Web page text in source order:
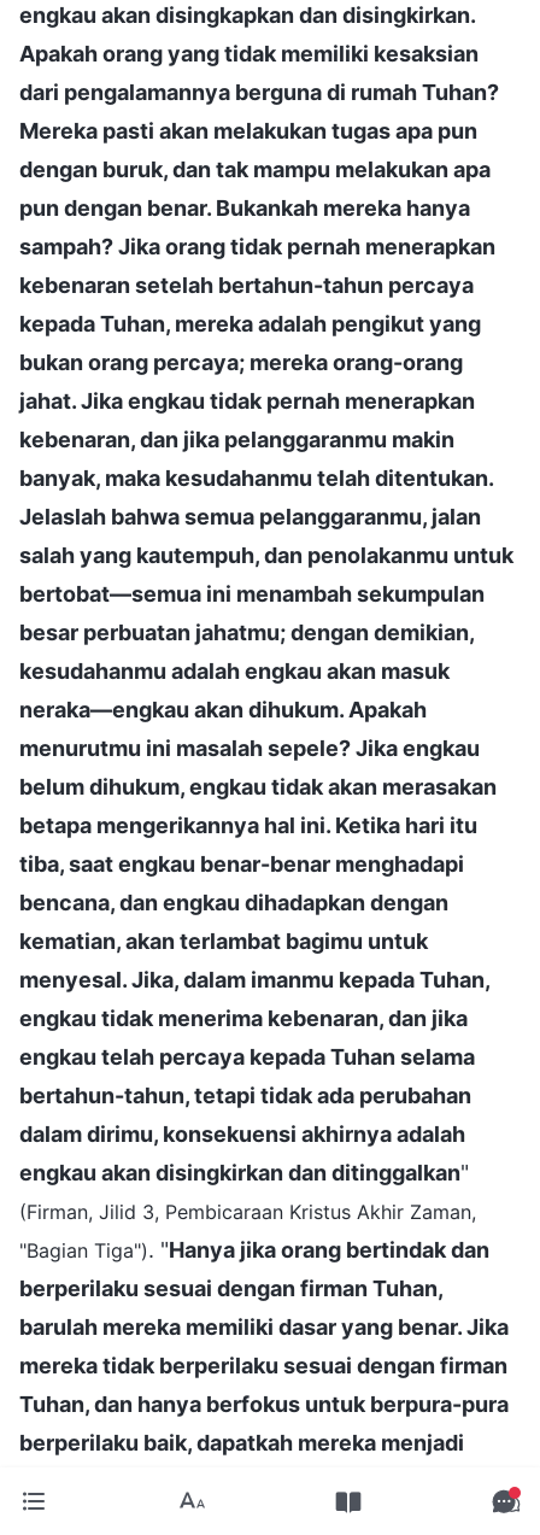
engkau akan disingkapkan dan disingkirkan.
Apakah orang yang tidak memiliki kesaksian
dari pengalamannya berguna di rumah Tuhan?
Mereka pasti akan melakukan tugas apa pun
dengan buruk, dan tak mampu melakukan apa
pun dengan benar. Bukankah mereka hanya
sampah? Jika orang tidak pernah menerapkan
kebenaran setelah bertahun-tahun percaya
kepada Tuhan, mereka adalah pengikut yang
bukan orang percaya; mereka orang-orang
jahat. Jika engkau tidak pernah menerapkan
kebenaran, dan jika pelanggaranmu makin
banyak, maka kesudahanmu telah ditentukan.
Jelaslah bahwa semua pelanggaranmu, jalan
salah yang kautempuh, dan penolakanmu untuk
bertobat—semua ini menambah sekumpulan
besar perbuatan jahatmu; dengan demikian,
kesudahanmu adalah engkau akan masuk
neraka—engkau akan dihukum. Apakah
menurutmu ini masalah sepele? Jika engkau
belum dihukum, engkau tidak akan merasakan
betapa mengerikannya hal ini. Ketika hari itu
tiba, saat engkau benar-benar menghadapi
bencana, dan engkau dihadapkan dengan
kematian, akan terlambat bagimu untuk
menyesal. Jika, dalam imanmu kepada Tuhan,
engkau tidak menerima kebenaran, dan jika
engkau telah percaya kepada Tuhan selama
bertahun-tahun, tetapi tidak ada perubahan
dalam dirimu, konsekuensi akhirnya adalah
engkau akan disingkirkan dan ditinggalkan"
(Firman, Jilid 3, Pembicaraan Kristus Akhir Zaman,
"Bagian Tiga"). "Hanya jika orang bertindak dan
berperilaku sesuai dengan firman Tuhan,
barulah mereka memiliki dasar yang benar. Jika
mereka tidak berperilaku sesuai dengan firman
Tuhan, dan hanya berfokus untuk berpura-pura
berperilaku baik, dapatkah mereka menjadi
tidak. Doktrin dan perilaku baik tidak mampu